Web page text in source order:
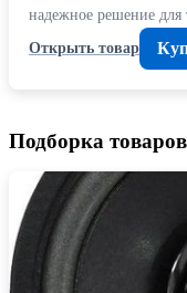
надежное решение для
Открыть товар
Подборка товаров